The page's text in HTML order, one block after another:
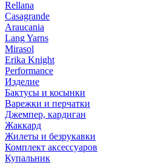
Rellana
Casagrande
Araucania
Lang Yarns
Mirasol
Erika Knight
Performance
Изделие
Бактусы и косынки
Варежки и перчатки
Джемпер, кардиган
Жаккард
Жилеты и безрукавки
Комплект аксессуаров
Купальник